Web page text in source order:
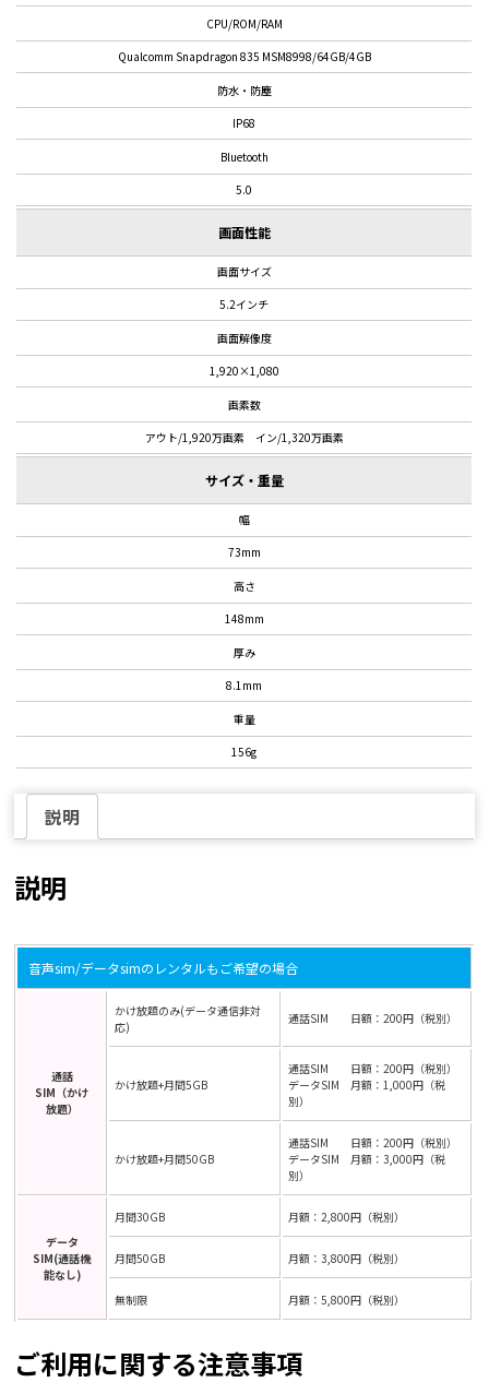
CPU/ROM/RAM
Qualcomm Snapdragon 835 MSM8998/64GB/4GB
防水・防塵
IP68
Bluetooth
5.0
画面性能
画面サイズ
5.2インチ
画面解像度
1,920×1,080
画素数
アウト/1,920万画素 イン/1,320万画素
サイズ・重量
幅
73mm
高さ
148mm
厚み
8.1mm
重量
156g
説明
説明
音声sim/データsimのレンタルもご希望の場合
通話
SIM（かけ
放題）
かけ放題のみ(データ通信非対
応)
通話SIM 日額：200円（税別）
かけ放題+月間5GB
通話SIM 日額：200円（税別）
データSIM 月額：1,000円（税
別）
かけ放題+月間50GB
通話SIM 日額：200円（税別）
データSIM 月額：3,000円（税
別）
データ
SIM(通話機
能なし)
月間30GB 月額：2,800円（税別）
月間50GB 月額：3,800円（税別）
無制限 月額：5,800円（税別）
ご利用に関する注意事項